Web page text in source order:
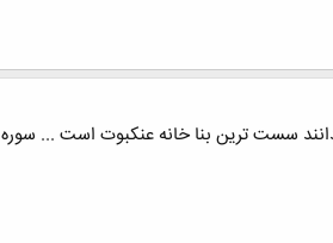
سست ترین بنا خانه عنکبوت است ... سوره